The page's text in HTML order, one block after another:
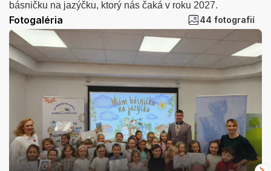
básničku na jazýčku, ktorý nás čaká v roku 2027.
Fotogaléria 44 fotografií